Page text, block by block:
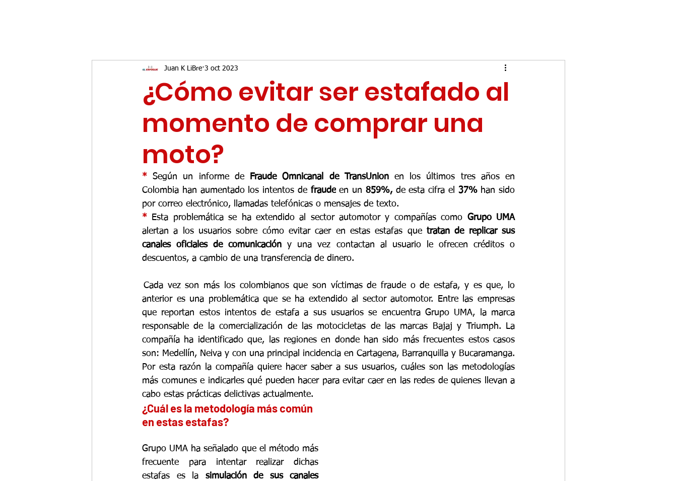
¿Cómo evitar ser estafado al
momento de comprar una
moto?
Juan K LiBre 3 oct 2023
* Según un informe de Fraude Omnicanal de TransUnion en los últimos tres años en
Colombia han aumentado los intentos de fraude en un 859%, de esta cifra el 37% han sido
por correo electrónico, llamadas telefónicas o mensajes de texto.
*
Esta problemática se ha extendido al sector automotor y compañías como Grupo UMA
alertan a los usuarios sobre cómo evitar caer en estas estafas que tratan de replicar sus
canales oficiales de comunicación y una vez contactan al usuario le ofrecen créditos o
descuentos, a cambio de una transferencia de dinero.
Cada vez son más los colombianos que son víctimas de fraude o de estafa, y es que, lo
anterior es una problemática que se ha extendido al sector automotor. Entre las empresas
que reportan estos intentos de estafa a sus usuarios se encuentra Grupo UMA, la marca
responsable de la comercialización de las motocicletas de las marcas Bajaj y Triumph. La
compañía ha identificado que, las regiones en donde han sido más frecuentes estos casos
son: Medellín, Neiva y con una principal incidencia en Cartagena, Barranquilla y Bucaramanga.
Por esta razón la compañía quiere hacer saber a sus usuarios, cuáles son las metodologías
más comunes e indicarles qué pueden hacer para evitar caer en las redes de quienes llevan a
cabo estas prácticas delictivas actualmente.
¿Cuál es la metodología más común
en estas estafas?
Grupo UMA ha señalado que el método más
frecuente para intentar realizar dichas
estafas es la simulación de sus canales